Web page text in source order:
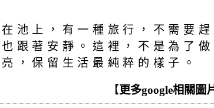
池上，有一種旅行，不需要
跟著安靜。這裡，不是為了
，保留生活最純粹的樣子。
【更多google相關圖